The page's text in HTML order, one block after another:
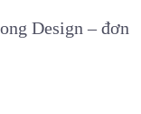
Design – đơn